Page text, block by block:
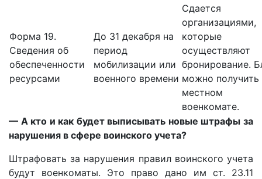
Форма 19.
Сведения об
обеспеченности
ресурсами
До 31 декабря на
период
мобилизации или
военного времени
Сдается
организациями,
которые
осуществляют
бронирование.
можно получить
местном
военкомате.
— А кто и как будет выписывать новые штрафы за
нарушения в сфере воинского учета?
Штрафовать за нарушения правил воинского учета
будут военкоматы. Это право дано им ст. 23.11